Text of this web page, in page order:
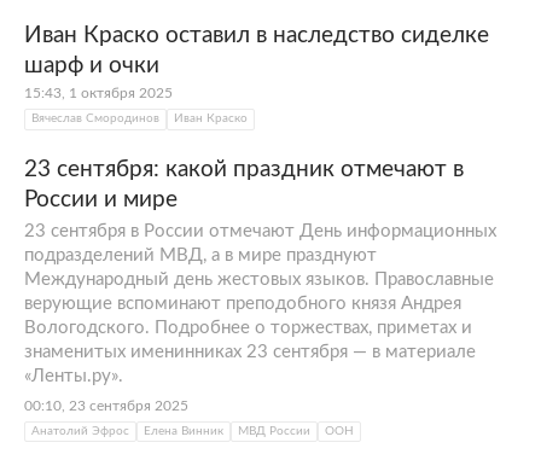
Иван Краско оставил в наследство сиделке
шарф и очки
15:43, 1 октября 2025
Вячеслав Смородинов Иван Краско
23 сентября: какой праздник отмечают в
России и мире
23 сентября в России отмечают День информационных
подразделений МВД, а в мире празднуют
Международный день жестовых языков. Православные
верующие вспоминают преподобного князя Андрея
Вологодского. Подробнее о торжествах, приметах и
знаменитых именинниках 23 сентября — в материале
«Ленты.ру».
00:10, 23 сентября 2025
Анатолий Эфрос Елена Винник МВД России ООН